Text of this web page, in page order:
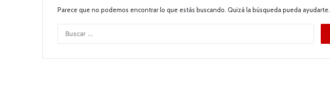
Parece que no podemos encontrar lo que estás buscando. Quizá la búsqueda pueda ayudarte.
c